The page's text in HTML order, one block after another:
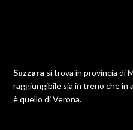
Suzzara si trova in provincia di
raggiungibile sia in treno che in
è quello di Verona.